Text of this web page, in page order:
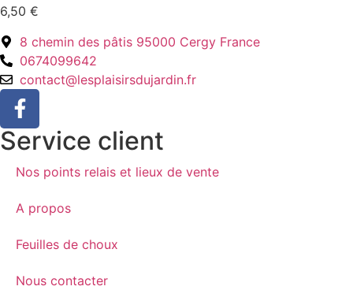
6,50 €
8 chemin des pâtis 95000 Cergy France
0674099642
contact@lesplaisirsdujardin.fr
Service client
Nos points relais et lieux de vente
A propos
Feuilles de choux
Nous contacter